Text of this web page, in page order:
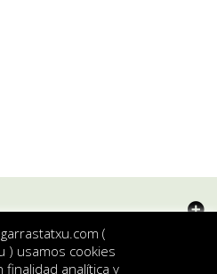
(
) usamos cookies
analítica y